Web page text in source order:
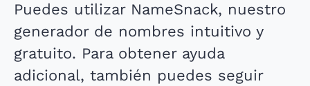
Puedes utilizar NameSnack, nuestro
generador de nombres intuitivo y
gratuito. Para obtener ayuda
adicional, también puedes seguir